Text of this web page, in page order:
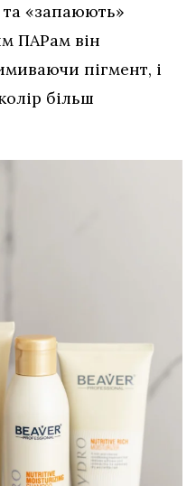
«запаюють»
ПАРам він
пігмент, і
більш